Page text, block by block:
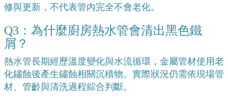
修與更新，不代表管內完全不會老化。
Q3：為什麼廚房熱水管會清出黑色鐵
屑？
熱水管長期經歷溫度變化與水流循環，金屬管材使用老
化鏽蝕後產生鏽蝕相關沉積物。實際狀況仍需依現場管
材、管齡與清洗過程綜合判斷。